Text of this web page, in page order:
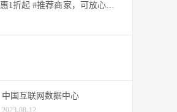
1折起 #推荐商家，可放心购买
中国互联网数据中心
2023-08-12